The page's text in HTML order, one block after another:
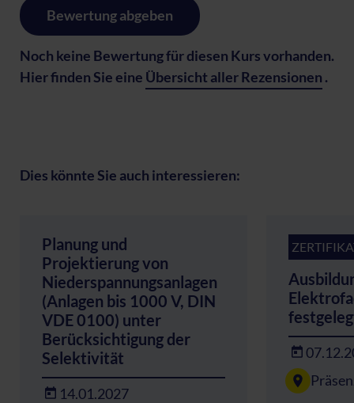
Bewertung abgeben
Noch keine Bewertung für diesen Kurs vorhanden.
Hier finden Sie eine Übersicht aller Rezensionen .
Dies könnte Sie auch interessieren:
Planung und
Projektierung von
Niederspannungsanlagen
(Anlagen bis 1000 V, DIN
VDE 0100) unter
Berücksichtigung der
Selektivität
14.01.2027